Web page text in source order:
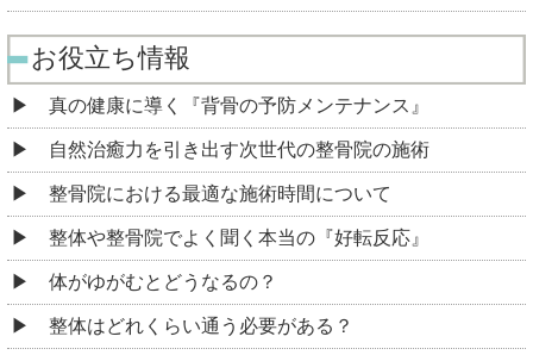
お役立ち情報
真の健康に導く『背骨の予防メンテナンス』
自然治癒力を引き出す次世代の整骨院の施術
整骨院における最適な施術時間について
整体や整骨院でよく聞く本当の『好転反応』
体がゆがむとどうなるの？
整体はどれくらい通う必要がある？